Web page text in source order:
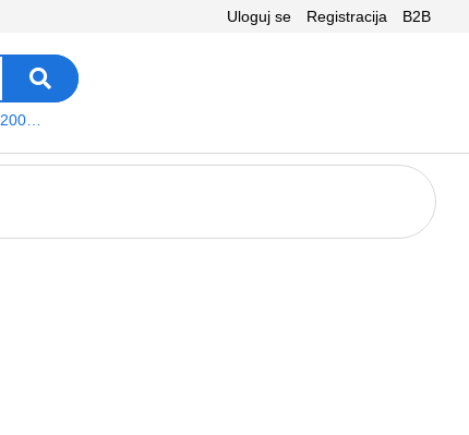
Uloguj se Registracija B2B
VEGA WS W 200 platno